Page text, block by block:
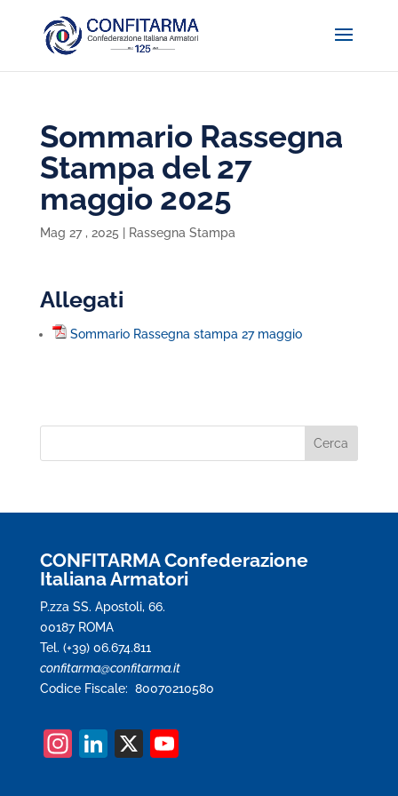
Sommario Rassegna
Stampa del 27
maggio 2025
Mag 27 , 2025 Rassegna Stampa
Allegati
Sommario Rassegna stampa 27 maggio
CONFITARMA Confederazione
Italiana Armatori
P.zza SS. Apostoli, 66.
00187 ROMA
Tel. (+39) 06.674.811
confitarma@confitarma.it
Codice Fiscale: 80070210580
In Li X Y